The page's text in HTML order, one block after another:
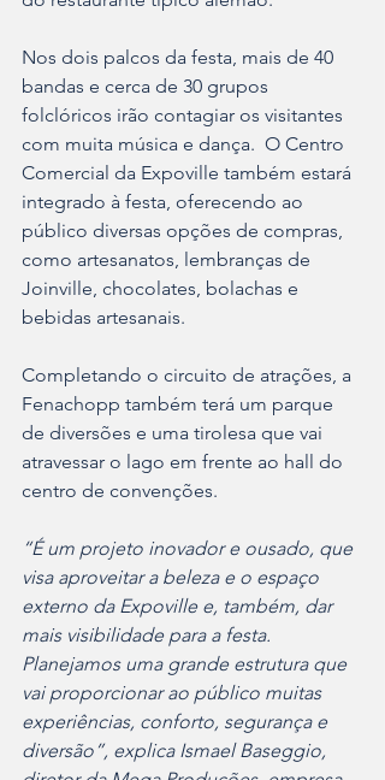
Nos dois palcos da festa, mais de 40
bandas e cerca de 30 grupos
folclóricos irão contagiar os visitantes
com muita música e dança.  O Centro
Comercial da Expoville também estará
integrado à festa, oferecendo ao
público diversas opções de compras,
como artesanatos, lembranças de
Joinville, chocolates, bolachas e
bebidas artesanais.
Completando o circuito de atrações, a
Fenachopp também terá um parque
de diversões e uma tirolesa que vai
atravessar o lago em frente ao hall do
centro de convenções.
“É um projeto inovador e ousado, que
visa aproveitar a beleza e o espaço
externo da Expoville e, também, dar
mais visibilidade para a festa.
Planejamos uma grande estrutura que
vai proporcionar ao público muitas
experiências, conforto, segurança e
diversão”, explica Ismael Baseggio,